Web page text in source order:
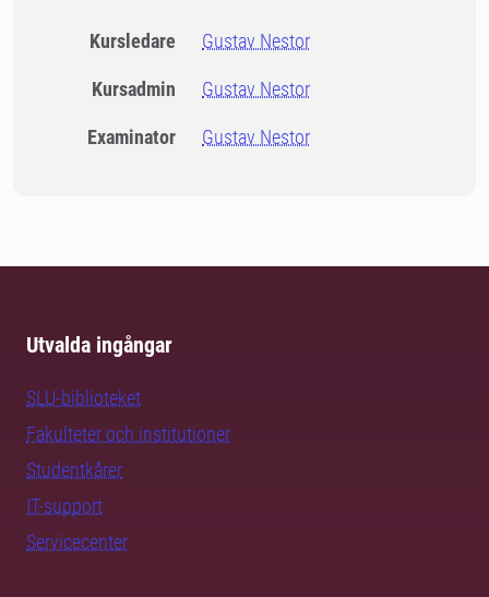
Kursledare Gustav Nestor
Kursadmin Gustav Nestor
Examinator Gustav Nestor
Utvalda ingångar
SLU-biblioteket
Fakulteter och institutioner
Studentkårer
IT-support
Servicecenter